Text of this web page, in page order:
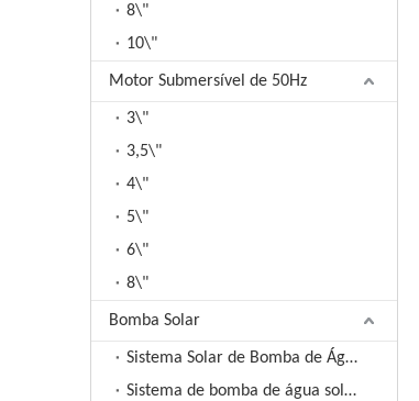
8\"
10\"
Motor Submersível de 50Hz
3\"
3,5\"
4\"
5\"
6\"
8\"
Bomba Solar
Sistema Solar de Bomba de Água DC
Sistema de bomba de água solar AC